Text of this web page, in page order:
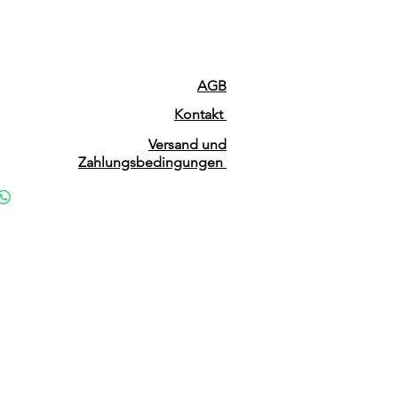
AGB
Kontakt
Versand und
Zahlungsbedingungen